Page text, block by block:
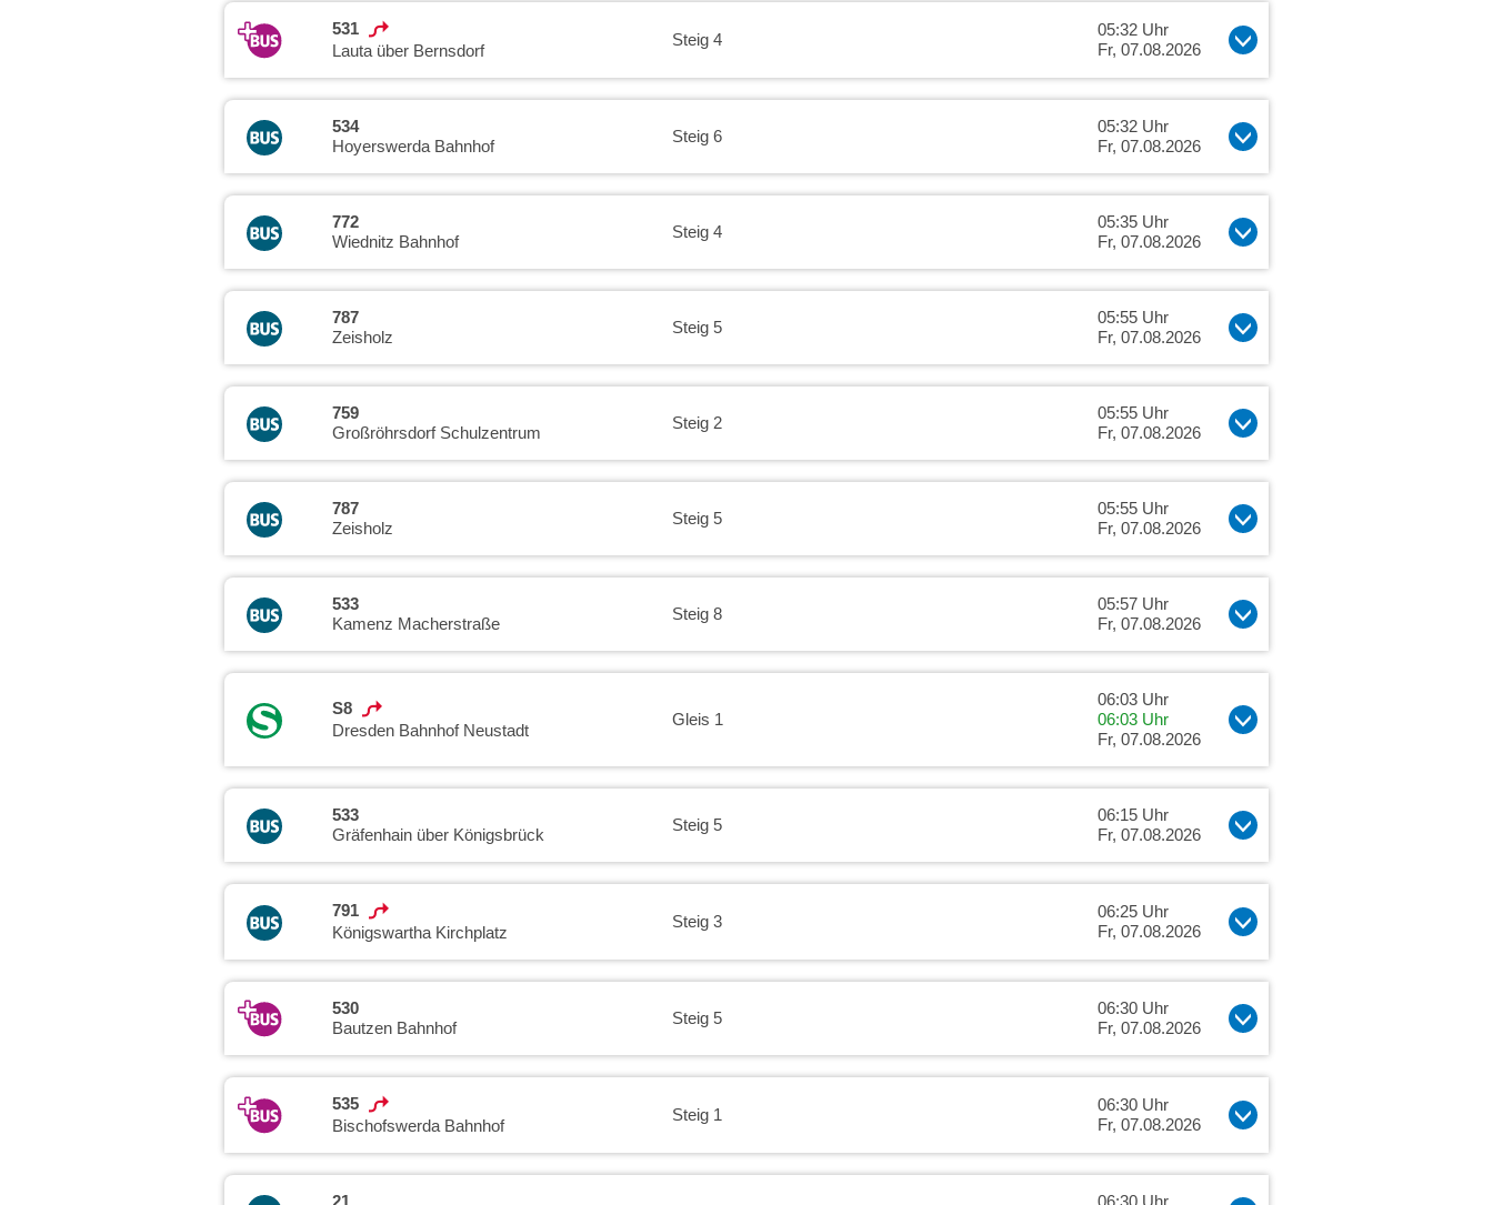
531
Lauta über Bernsdorf
Steig 4
05:32 Uhr
Fr, 07.08.2026
534
Hoyerswerda Bahnhof
Steig 6
05:32 Uhr
Fr, 07.08.2026
772
Wiednitz Bahnhof
Steig 4
05:35 Uhr
Fr, 07.08.2026
787
Zeisholz
Steig 5
05:55 Uhr
Fr, 07.08.2026
759
Großröhrsdorf Schulzentrum
Steig 2
05:55 Uhr
Fr, 07.08.2026
787
Zeisholz
Steig 5
05:55 Uhr
Fr, 07.08.2026
533
Kamenz Macherstraße
Steig 8
05:57 Uhr
Fr, 07.08.2026
S8
Dresden Bahnhof Neustadt
Gleis 1
06:03 Uhr
06:03 Uhr
Fr, 07.08.2026
533
Gräfenhain über Königsbrück
Steig 5
06:15 Uhr
Fr, 07.08.2026
791
Königswartha Kirchplatz
Steig 3
06:25 Uhr
Fr, 07.08.2026
530
Bautzen Bahnhof
Steig 5
06:30 Uhr
Fr, 07.08.2026
535
Bischofswerda Bahnhof
Steig 1
06:30 Uhr
Fr, 07.08.2026